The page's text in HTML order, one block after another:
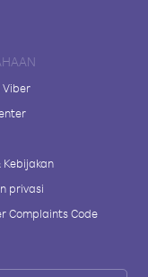
Kebijakan
privasi
Complaints Code